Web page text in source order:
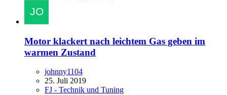
Motor klackert nach leichtem Gas geben im
warmen Zustand
johnny1104
25. Juli 2019
FJ - Technik und Tuning